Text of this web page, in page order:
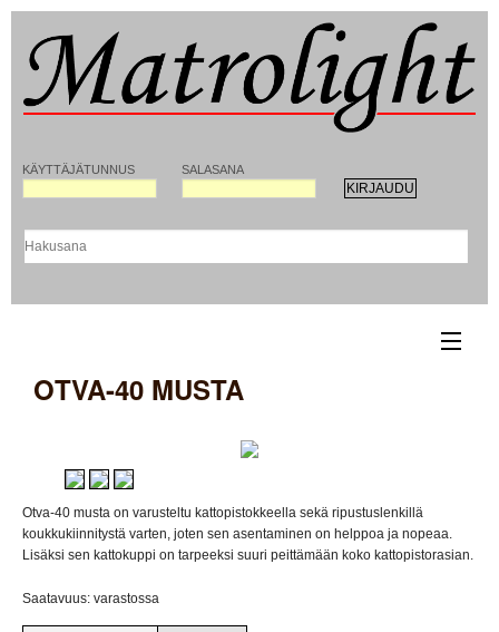
KÄYTTÄJÄTUNNUS SALASANA
ETUSIVU
REKISTERÖITYMINEN MATROLIGHT-
VERKKOKAUPPAAN
BILJARDIVALAISIMET
IKKUNAVALAISIMET
OTVA-40 MUSTA
Otva-40 musta on varusteltu kattopistokkeella sekä ripustuslenkillä
koukkukiinnitystä varten, joten sen asentaminen on helppoa ja nopeaa.
Lisäksi sen kattokuppi on tarpeeksi suuri peittämään koko kattopistorasian.
Saatavuus: varastossa